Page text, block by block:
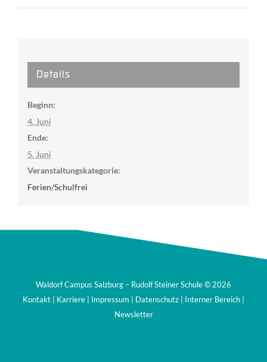
Details
Beginn:
4. Juni
Ende:
5. Juni
Veranstaltungskategorie:
Ferien/Schulfrei
Waldorf Campus Salzburg – Rudolf Steiner Schule ©2026
Kontakt
Karriere Impressum Datenschutz Interner Bereich
Newsletter